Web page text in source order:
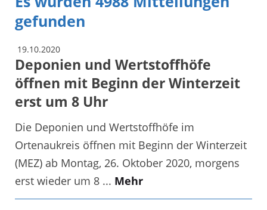
gefunden
19.10.2020
Deponien und Wertstoffhöfe
öffnen mit Beginn der Winterzeit
erst um 8 Uhr
Die Deponien und Wertstoffhöfe im
Ortenaukreis öffnen mit Beginn der Winterzeit
(MEZ) ab Montag, 26. Oktober 2020, morgens
erst wieder um 8 ... Mehr